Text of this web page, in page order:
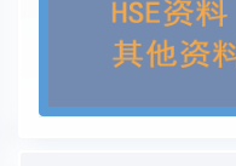
物吸收释放絮凝产品
的发挥和公司有机残
氮磷化合物凝聚絮凝
透、过滤化学沉淀2